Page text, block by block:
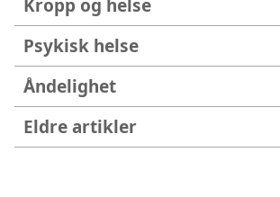
Psykisk helse
Åndelighet
Eldre artikler